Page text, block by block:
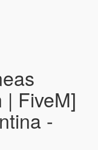
| FiveM]
-